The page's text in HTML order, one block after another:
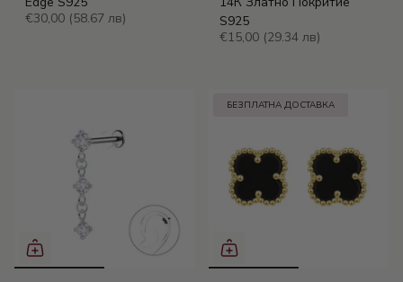
€30,00 (58.67 лв)
S925
€15,00 (29.34 лв)
БЕЗПЛАТНА ДОСТАВКА